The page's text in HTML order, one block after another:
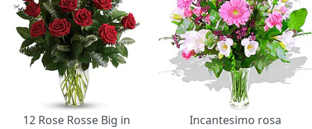
12 Rose Rosse Big in
Incantesimo rosa